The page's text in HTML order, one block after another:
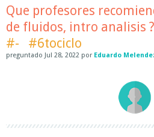
Que profesores
de fluidos, intro analisis ?
#-
#6tociclo
preguntado Jul 28, 2022 por Eduardo